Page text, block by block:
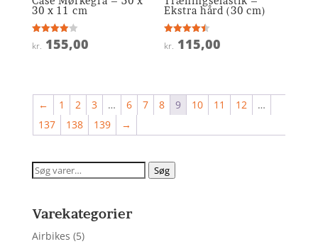
30 x 11 cm
Vurderet
4
kr. 155,00
Ekstra hård (30 cm)
Vurderet
4.5
kr. 115,00
← 1 2 3 … 6 7 8 9 10 11 12
…
137
138 139 →
Søg
Søg
Varekategorier
Airbikes (5)